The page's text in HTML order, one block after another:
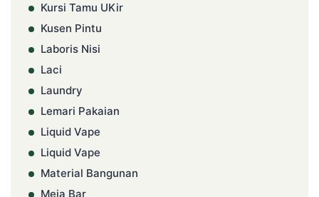
Kursi Tamu UKir
Kusen Pintu
Laboris Nisi
Laci
Laundry
Lemari Pakaian
Liquid Vape
Liquid Vape
Material Bangunan
Meja Bar